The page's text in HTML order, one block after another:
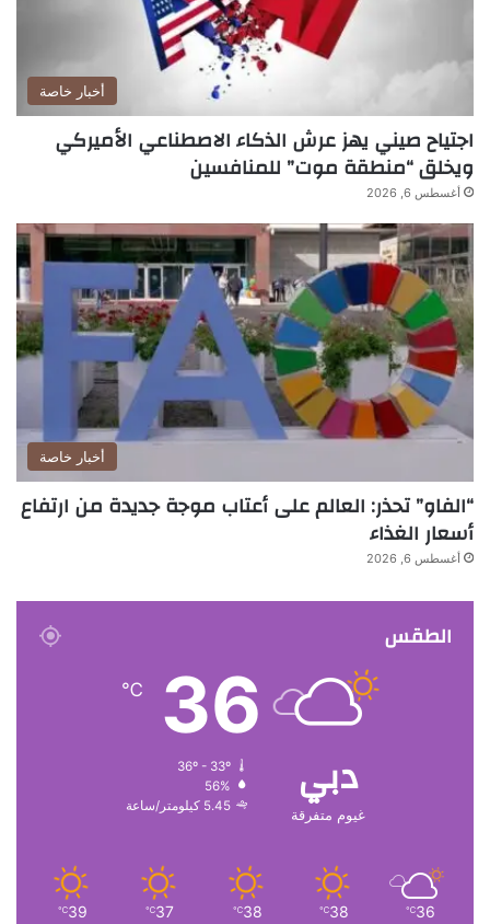
أخبار خاصة
اجتياح صيني يهز عرش الذكاء الاصطناعي الأميركي
ويخلق “منطقة موت” للمنافسين
أغسطس 6, 2026
أخبار خاصة
“الفاو” تحذر: العالم على أعتاب موجة جديدة من ارتفاع
أسعار الغذاء
أغسطس 6, 2026
الطقس
دبي
غيوم متفرقة
36
℃
36º - 33º
56%
5.45 كيلومتر/ساعة
36
℃
38
℃
38
℃
37
℃
39
℃